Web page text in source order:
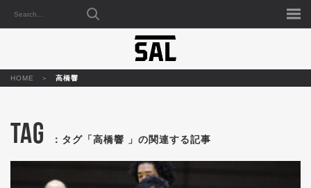
HOME 高橋響
TAG ：タグ「高橋響 」の関連する記事